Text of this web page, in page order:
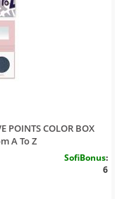
COLOR BOX
A To Z
SofiBonus:
6